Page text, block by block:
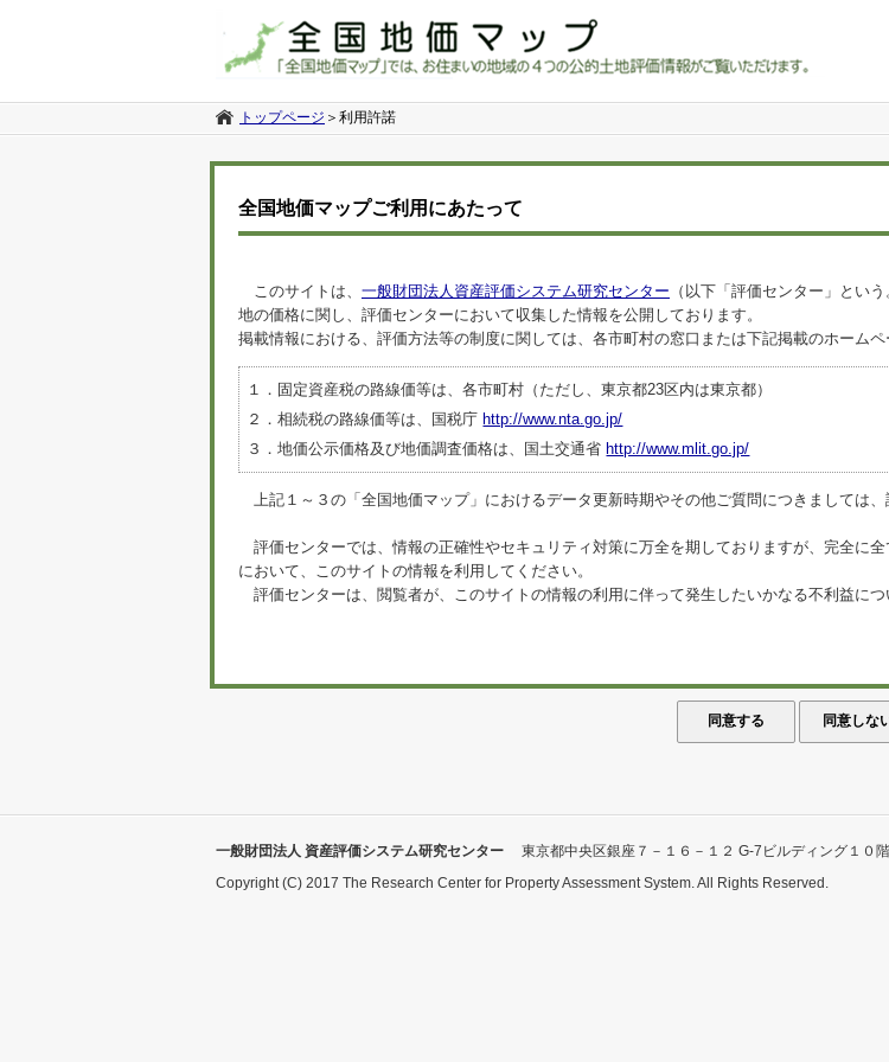
トップページ ＞ 利用許諾
全国地価マップご利用にあたって
このサイトは、 一般財団法人資産評価システム研究センター （以下「評価センター」とい
地の価格に関し、評価センターにおいて収集した情報を公開しております。
掲載情報における、評価方法等の制度に関しては、各市町村の窓口または下記掲載のホームペ
１．固定資産税の路線価等は、各市町村（ただし、東京都23区内は東京都）
２．相続税の路線価等は、国税庁 http://www.nta.go.jp/
３．地価公示価格及び地価調査価格は、国土交通省 http://www.mlit.go.jp/
上記１～３の「全国地価マップ」におけるデータ更新時期やその他ご質問につきましては
評価センターでは、情報の正確性やセキュリティ対策に万全を期しておりますが、完全に
において、このサイトの情報を利用してください。
評価センターは、閲覧者が、このサイトの情報の利用に伴って発生したいかなる不利益につ
一般財団法人 資産評価システム研究センター
東京都中央区銀座７－１６－１２ G-7ビルディング１０階
Copyright (C) 2017 The Research Center for Property Assessment System. All Rights Reserved.